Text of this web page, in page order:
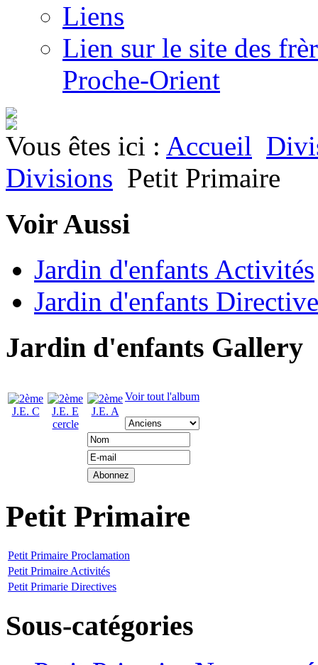
Liens
Lien sur le site des
Proche-Orient
Vous êtes ici : Accueil
Divisions Petit Primaire
Voir Aussi
Jardin d'enfants Activités
Jardin d'enfants
Jardin d'enfants Gallery
Voir tout l'album
Petit Primaire
Petit Primaire Proclamation
Petit Primaire Activités
Petit Primarie Directives
Sous-catégories